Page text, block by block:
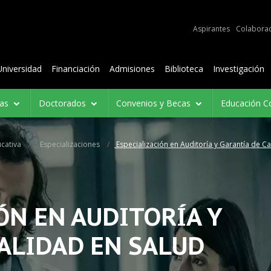
Aspirantes
Financiación Admisiones Biblioteca Investigación
Doctorados Convenios y Becas Educación
Especializaciones Especialización en Auditoría y Garantía de
EN AUDITORÍA Y
EN SALUD